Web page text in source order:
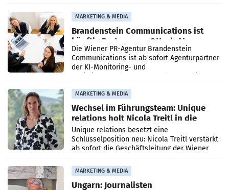
MARKETING & MEDIA
Brandenstein Communications ist
künftig Partner von OtterlyAI
Die Wiener PR-Agentur Brandenstein
Communications ist ab sofort Agenturpartner
der KI-Monitoring- und
MARKETING & MEDIA
Wechsel im Führungsteam: Unique
relations holt Nicola Treitl in die
Geschäftsleitung
Unique relations besetzt eine
Schlüsselposition neu: Nicola Treitl verstärkt
ab sofort die Geschäftsleitung der Wiener
PR-Agentur an der Seite von Josef Kalina und
Anna Kalina-Mahr.
MARKETING & MEDIA
Ungarn: Journalisten